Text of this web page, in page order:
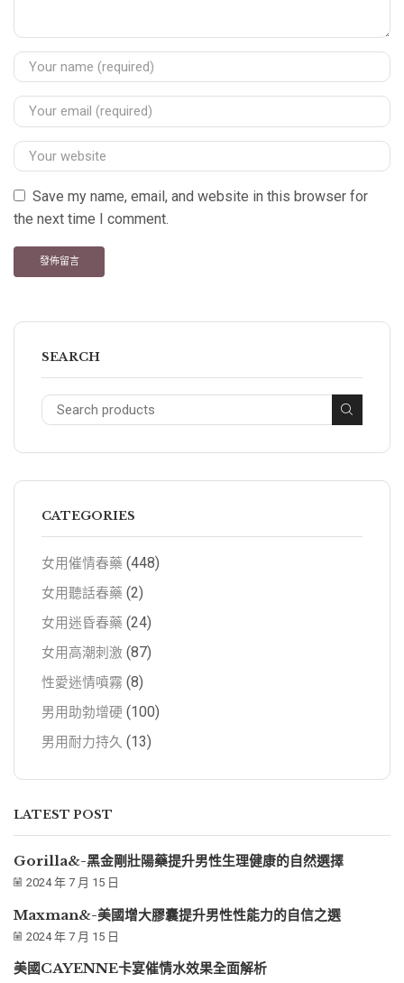
Save my name, email, and website in this browser for
the next time I comment.
SEARCH
CATEGORIES
女用催情春藥 (448)
女用聽話春藥 (2)
女用迷昏春藥 (24)
女用高潮刺激 (87)
性愛迷情噴霧 (8)
男用助勃增硬 (100)
男用耐力持久 (13)
LATEST POST
Gorilla&-黑金剛壯陽藥提升男性生理健康的自然選擇
2024 年 7 月 15 日
Maxman&-美國增大膠囊提升男性性能力的自信之選
2024 年 7 月 15 日
美國CAYENNE卡宴催情水效果全面解析